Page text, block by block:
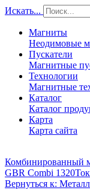
Искать...
Магниты
Неодимовые
Пускатели
Магнитные
Технологии
Магнитные
Каталог
Каталог
Карта
Карта сайта
Комбинированный
GBR Combi 1320
Вернуться к: